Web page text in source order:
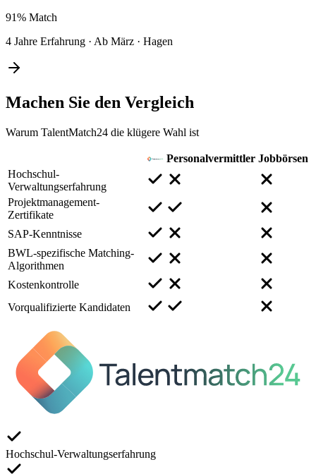
91% Match
4 Jahre Erfahrung · Ab März · Hagen
Machen Sie den Vergleich
Warum TalentMatch24 die klügere Wahl ist
Personalvermittler Jobbörsen
Hochschul-
Verwaltungserfahrung
Projektmanagement-
Zertifikate
SAP-Kenntnisse
BWL-spezifische Matching-
Algorithmen
Kostenkontrolle
Vorqualifizierte Kandidaten
Hochschul-Verwaltungserfahrung